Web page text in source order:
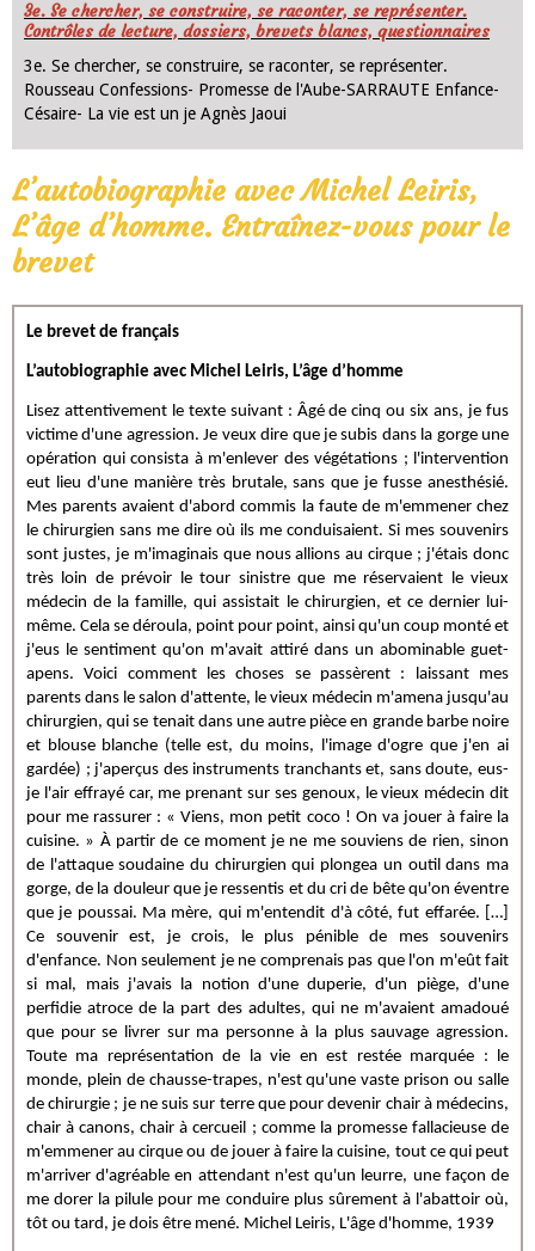
3e. Se chercher, se construire, se raconter, se représenter.
Contrôles de lecture, dossiers, brevets blancs, questionnaires
3e. Se chercher, se construire, se raconter, se représenter.
Rousseau Confessions- Promesse de l'Aube-SARRAUTE Enfance-
Césaire- La vie est un je Agnès Jaoui
L’autobiographie avec Michel Leiris,
L’âge d’homme. Entraînez-vous pour le
brevet
Le brevet de français
L’autobiographie avec Michel Leiris, L’âge d’homme
Lisez attentivement le texte suivant : Âgé de cinq ou six ans, je fus
victime d'une agression. Je veux dire que je subis dans la gorge une
opération qui consista à m'enlever des végétations ; l'intervention
eut lieu d'une manière très brutale, sans que je fusse anesthésié.
Mes parents avaient d'abord commis la faute de m'emmener chez
le chirurgien sans me dire où ils me conduisaient. Si mes souvenirs
sont justes, je m'imaginais que nous allions au cirque ; j'étais donc
très loin de prévoir le tour sinistre que me réservaient le vieux
médecin de la famille, qui assistait le chirurgien, et ce dernier lui-
même. Cela se déroula, point pour point, ainsi qu'un coup monté et
j'eus le sentiment qu'on m'avait attiré dans un abominable guet-
apens. Voici comment les choses se passèrent : laissant mes
parents dans le salon d'attente, le vieux médecin m'amena jusqu'au
chirurgien, qui se tenait dans une autre pièce en grande barbe noire
et blouse blanche (telle est, du moins, l'image d'ogre que j'en ai
gardée) ; j'aperçus des instruments tranchants et, sans doute, eus-
je l'air effrayé car, me prenant sur ses genoux, le vieux médecin dit
pour me rassurer : « Viens, mon petit coco ! On va jouer à faire la
cuisine. » À partir de ce moment je ne me souviens de rien, sinon
de l'attaque soudaine du chirurgien qui plongea un outil dans ma
gorge, de la douleur que je ressentis et du cri de bête qu'on éventre
que je poussai. Ma mère, qui m'entendit d'à côté, fut effarée. […]
Ce souvenir est, je crois, le plus pénible de mes souvenirs
d'enfance. Non seulement je ne comprenais pas que l'on m'eût fait
si mal, mais j'avais la notion d'une duperie, d'un piège, d'une
perfidie atroce de la part des adultes, qui ne m'avaient amadoué
que pour se livrer sur ma personne à la plus sauvage agression.
Toute ma représentation de la vie en est restée marquée : le
monde, plein de chausse-trapes, n'est qu'une vaste prison ou salle
de chirurgie ; je ne suis sur terre que pour devenir chair à médecins,
chair à canons, chair à cercueil ; comme la promesse fallacieuse de
m'emmener au cirque ou de jouer à faire la cuisine, tout ce qui peut
m'arriver d'agréable en attendant n'est qu'un leurre, une façon de
me dorer la pilule pour me conduire plus sûrement à l'abattoir où,
tôt ou tard, je dois être mené. Michel Leiris, L'âge d'homme, 1939